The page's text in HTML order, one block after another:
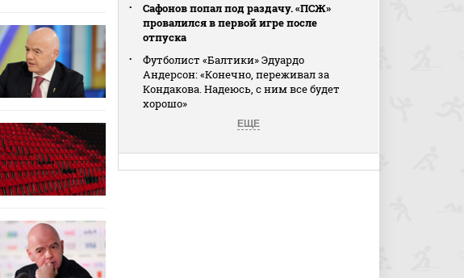
Сафонов попал под раздачу. «ПСЖ»
провалился в первой игре после
отпуска
Футболист «Балтики» Эдуардо
Андерсон: «Конечно, переживал за
Кондакова. Надеюсь, с ним все будет
хорошо»
ЕЩЕ